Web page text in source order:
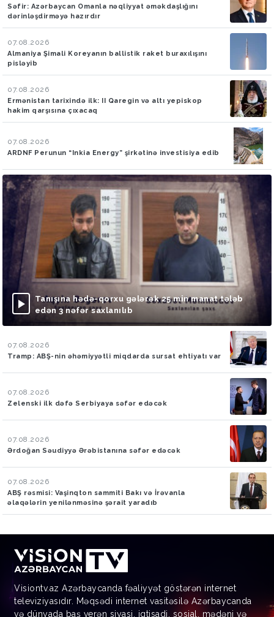
Səfir: Azərbaycan Omanla nəqliyyat əməkdaşlığını
dərinləşdirməyə hazırdır
07.08.2026
Almaniya Şimali Koreyanın ballistik raket buraxılışını
pisləyib
07.08.2026
Ermənistan tarixində ilk: II Qaregin və altı yepiskop
hakim qarşısına çıxacaq
07.08.2026
ARDNF Perunun “Inkia Energy” şirkətinə investisiya edib
Tanışına hədə-qorxu gələrək 25 min manat tələb
edən 3 nəfər saxlanılıb
07.08.2026
Tramp: ABŞ-nin əhəmiyyətli miqdarda sursat ehtiyatı var
07.08.2026
Zelenski ilk dəfə Serbiyaya səfər edəcək
07.08.2026
Ərdoğan Səudiyyə Ərəbistanına səfər edəcək
07.08.2026
ABŞ rəsmisi: Vaşinqton sammiti Bakı və İrəvanla
əlaqələrin yenilənməsinə şərait yaradıb
Visiontv.az Azərbaycanda fəaliyyət göstərən internet
televiziyasıdır. Məqsədi internet vasitəsilə Azərbaycanda
və dünyada baş verən siyasi, iqtisadi, sosial, mədəni və